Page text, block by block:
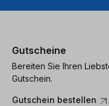
Gutscheine
Bereiten Sie Ihren
Gutschein.
Gutschein bestellen